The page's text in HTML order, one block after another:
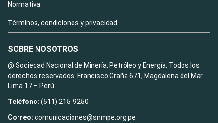
Normativa
Términos, condiciones y privacidad
SOBRE NOSOTROS
@ Sociedad Nacional de Minería, Petróleo y Energía. Todos los
derechos reservados. Francisco Graña 671, Magdalena del Mar
Lima 17 – Perú
Teléfono: (511) 215-9250
Correo: comunicaciones@snmpe.org.pe